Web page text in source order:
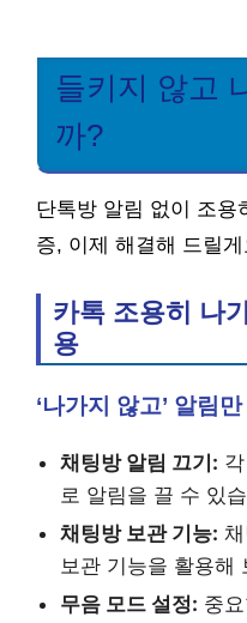
들키지 않고
까?
단톡방 알림 없이 조용
증, 이제 해결해 드릴게
카톡 조용히 나
용
‘나가지 않고’ 알림
채팅방 알림 끄기:
로 알림을 끌 수 있
채팅방 보관 기능:
보관 기능을 활용해
무음 모드 설정: 중